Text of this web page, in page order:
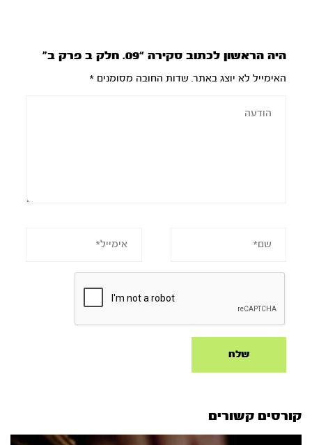
היה הראשון לכתוב סקירה “09. חלק ב פרק ב”
האימייל לא יוצג באתר. שדות החובה מסומנים*
קורסים קשורים